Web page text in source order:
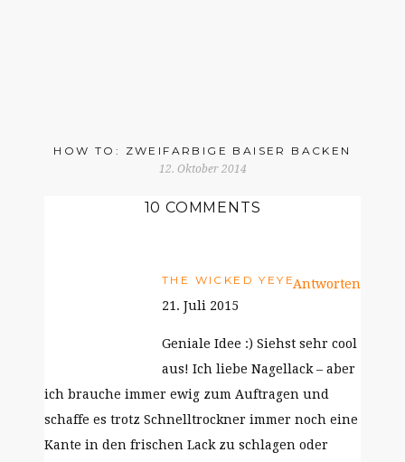
HOW TO: ZWEIFARBIGE BAISER BACKEN
12. Oktober 2014
10 COMMENTS
THE WICKED YEYE
21. Juli 2015
Geniale Idee :) Siehst sehr cool
aus! Ich liebe Nagellack – aber
ich brauche immer ewig zum Auftragen und
schaffe es trotz Schnelltrockner immer noch eine
Kante in den frischen Lack zu schlagen oder
Antworten